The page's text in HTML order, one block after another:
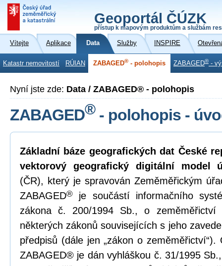
Geoportál ČÚZK
přístup k mapovým produktům a službám
Vítejte Aplikace Data Služby INSPIRE
Katastr nemovitostí RÚIAN ZABAGED® - polohopis ZABAGED® -
Nyní jste zde: Data / ZABAGED® - polohopis
ZABAGED®- polohopis -
Základní báze geografických dat České
vektorový geografický digitální model
(ČR), který je spravován Zeměměřickým
ZABAGED® je součástí informačního
zákona č. 200/1994 Sb., o
některých zákonů souvisejících s jeho
předpisů (dále jen „zákon o
ZABAGED® je dán vyhláškou č. 31/1995